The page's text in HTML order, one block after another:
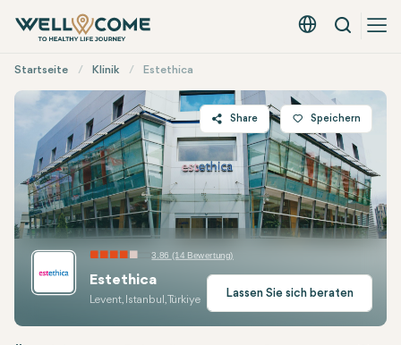
Deutsch - EUR
Suche
Menü
Startseite Klinik Estethica
3.86 (14 Bewertung)
Estethica
Levent, Istanbul, Türkiye
Share
Twitter
Facebook
Linkedin
WhatsApp
E-mail
Speichern
Lassen Sie sich beraten